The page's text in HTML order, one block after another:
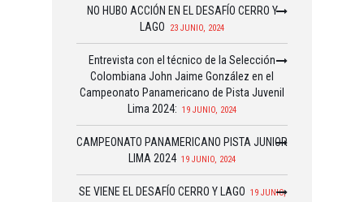
NO HUBO ACCIÓN EN EL DESAFÍO CERRO Y
LAGO
23 JUNIO, 2024
Entrevista con el técnico de la Selección
Colombiana John Jaime González en el
Campeonato Panamericano de Pista Juvenil
Lima 2024: 19 JUNIO, 2024
CAMPEONATO PANAMERICANO PISTA JUNIOR
LIMA 2024 19 JUNIO, 2024
SE VIENE EL DESAFÍO CERRO Y LAGO 19 JUNIO,